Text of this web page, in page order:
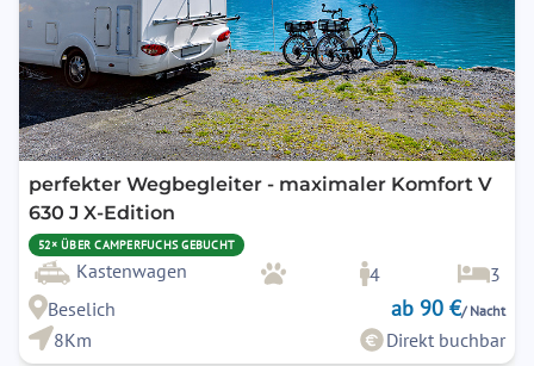
perfekter Wegbegleiter - maximaler Komfort V
630 J X-Edition
52× ÜBER CAMPERFUCHS GEBUCHT
Kastenwagen 4
3
Beselich
ab 90 €/ Nacht
8Km Direkt buchbar